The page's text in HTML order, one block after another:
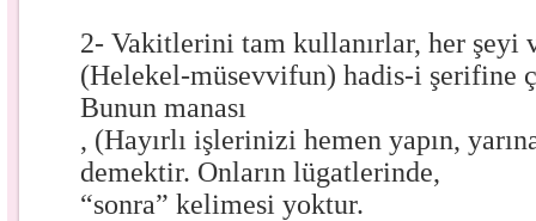
2- Vakitlerini tam kullanırlar, her şeyi
(Helekel-müsevvifun) hadis-i şerifine
Bunun manası
, (Hayırlı işlerinizi hemen yapın,
demektir. Onların lügatlerinde,
“sonra” kelimesi yoktur.